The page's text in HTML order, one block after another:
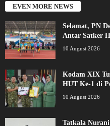
EVEN MORE NEWS
Selamat, PN
Antar Satker
10 August 2026
Kodam XIX
HUT Ke-1 di
10 August 2026
Tatkala